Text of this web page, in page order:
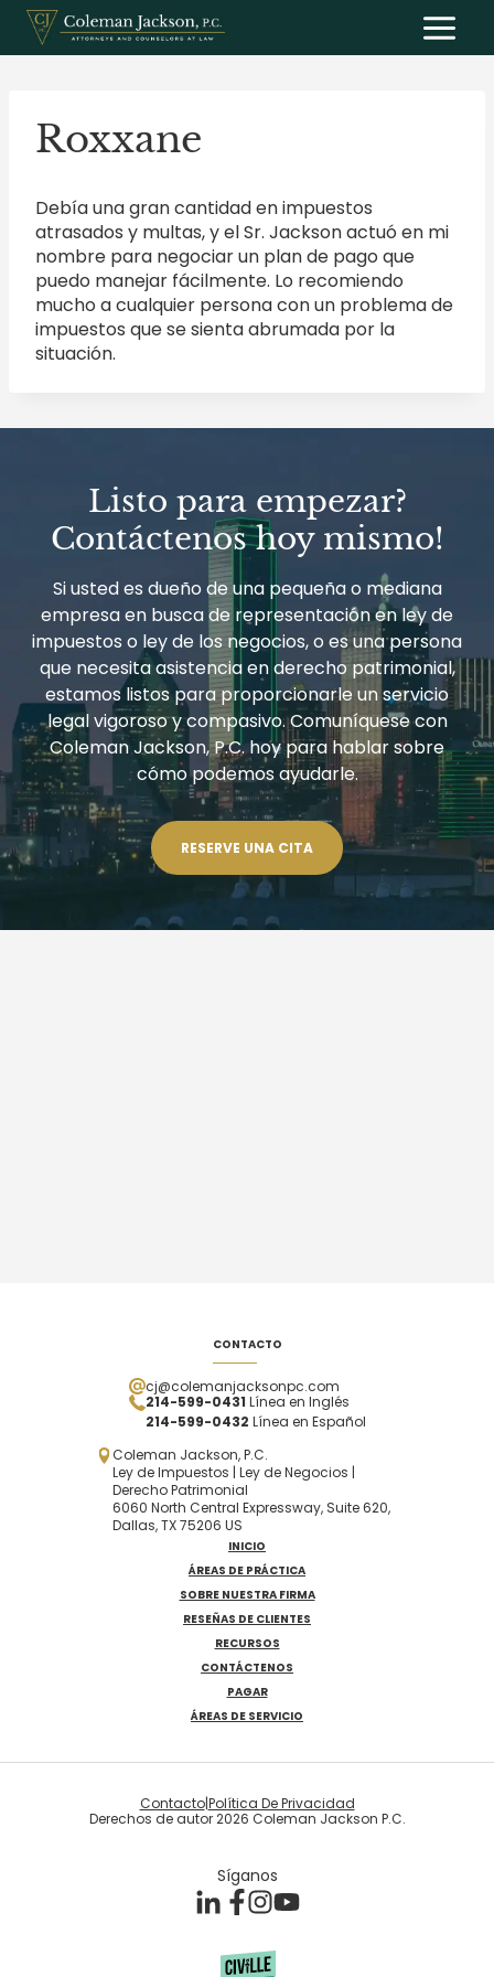
Saltar
contenido
Roxxane
Debía una gran cantidad en impuestos
atrasados y multas, y el Sr. Jackson actuó en mi
nombre para negociar un plan de pago que
puedo manejar fácilmente. Lo recomiendo
mucho a cualquier persona con un problema de
impuestos que se sienta abrumada por la
situación.
Listo para empezar?
Contáctenos hoy mismo!
Si usted es dueño de una pequeña o mediana
empresa en busca de representación en ley de
impuestos o ley de los negocios, o es una persona
que necesita asistencia en derecho patrimonial,
estamos listos para proporcionarle un servicio
legal vigoroso y compasivo. Comuníquese con
Coleman Jackson, P.C. hoy para hablar sobre
cómo podemos ayudarle.
RESERVE UNA CITA
CONTACTO
cj@colemanjacksonpc.com
214-599-0431 Línea en Inglés
214-599-0432 Línea en Español
Coleman Jackson, P.C.
Ley de Impuestos | Ley de Negocios |
Derecho Patrimonial
6060 North Central Expressway, Suite 620,
Dallas, TX 75206 US
INICIO
ÁREAS DE PRÁCTICA
SOBRE NUESTRA FIRMA
RESEÑAS DE CLIENTES
RECURSOS
CONTÁCTENOS
PAGAR
ÁREAS DE SERVICIO
Derechos de autor 2026 Coleman Jackson P.C.
Contacto|Política De Privacidad
Síganos